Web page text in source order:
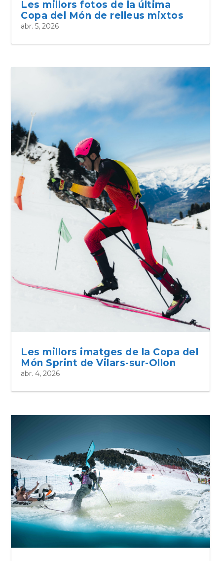
Les millors fotos de la última
Copa del Món de relleus mixtos
abr. 5, 2026
Les millors imatges de la Copa del
Món Sprint de Vilars-sur-Ollon
abr. 4, 2026